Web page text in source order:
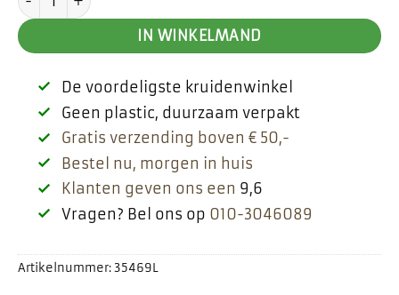
IN WINKELMAND
De voordeligste kruidenwinkel
Geen plastic, duurzaam verpakt
Gratis verzending boven € 50,-
Bestel nu, morgen in huis
Klanten geven ons een 9,6
Vragen? Bel ons op 010-3046089
Artikelnummer:35469L